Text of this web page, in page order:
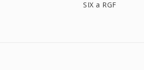
SIX a RGF